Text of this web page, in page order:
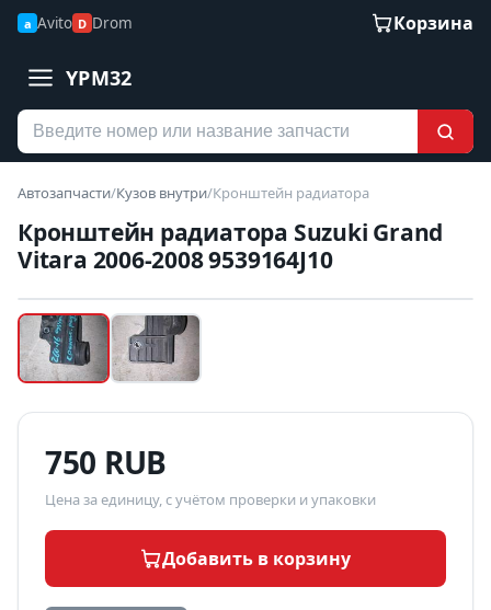
a Avito D Drom Корзина
YPM32
Автозапчасти/Кузов внутри/Кронштейн радиатора
Кронштейн радиатора Suzuki Grand
Vitara 2006-2008 9539164J10
Б/У В НАЛИЧИИ
Наведите для увеличения
750 RUB
Цена за единицу, с учётом проверки и упаковки
Добавить в корзину